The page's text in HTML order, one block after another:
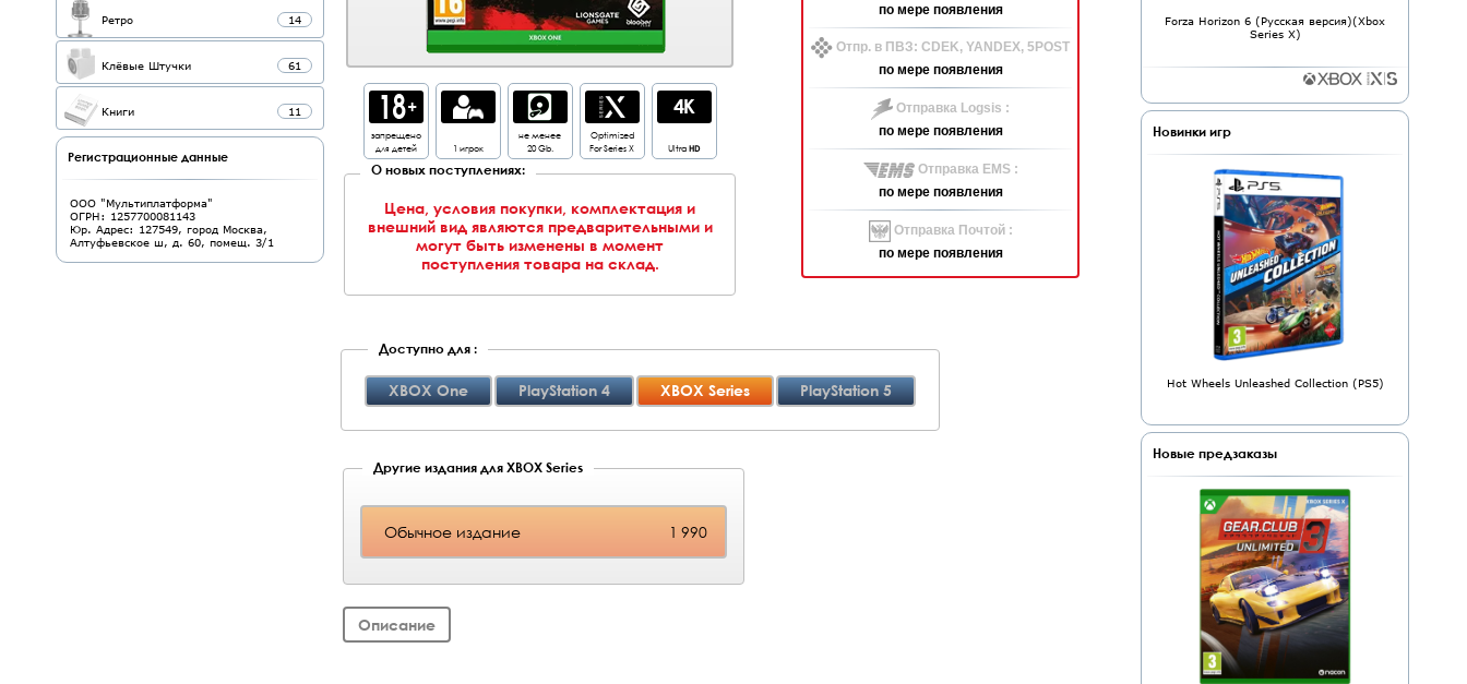
Ретро 14
Клёвые Штучки 61
Книги 11
Регистрационные данные
ООО "Мультиплатформа"
ОГРН: 1257700081143
Юр. Адрес: 127549, город Москва,
Алтуфьевское ш, д. 60, помещ. 3/1
запрещено
для детей
1 игрок
не менее
20 Gb.
Optimized
For Series X
UltraHD
О новых поступлениях:
Цена, условия покупки, комплектация и
внешний вид являются предварительными и
могут быть изменены в момент
поступления товара на склад.
по мере появления
Отпр. в ПВЗ: CDEK, YANDEX, 5POST
по мере появления
Отправка Logsis :
по мере появления
Отправка EMS :
по мере появления
Отправка Почтой :
по мере появления
Доступно для :
XBOX One PlayStation 4 XBOX Series PlayStation 5
Другие издания для XBOX Series
Обычное издание 1 990
Описание
Forza Horizon 6 (Русская версия)(Xbox
Series X)
Новинки игр
Hot Wheels Unleashed Collection (PS5)
Новые предзаказы